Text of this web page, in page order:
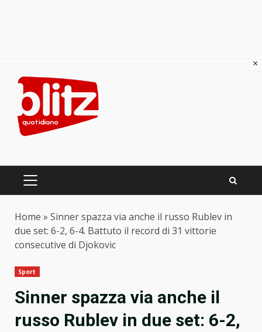
content
PRIMARY
Home » Sinner spazza via anche il russo Rublev in
due set: 6-2, 6-4. Battuto il record di 31 vittorie
consecutive di Djokovic
Sport
Sinner spazza via anche il
russo Rublev in due set: 6-2,
×